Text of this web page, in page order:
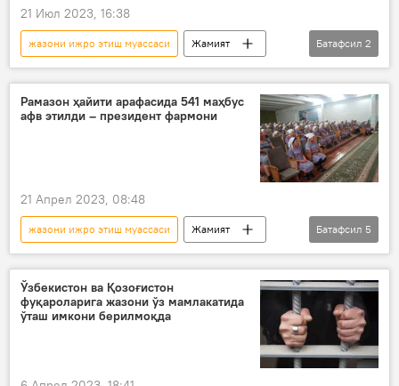
21 Июл 2023, 16:38
жазони ижро этиш муассаси
Жамият
субсидия
Ўзбекистон
Батафсил 2
Рамазон ҳайити арафасида 541 маҳбус
афв этилди – президент фармони
21 Апрел 2023, 08:48
жазони ижро этиш муассаси
Жамият
қамоқ
афв
президент фармони
Рамазон 2023
Батафсил 5
Ўзбекистон ва Қозоғистон
фуқароларига жазони ўз мамлакатида
ўташ имкони берилмоқда